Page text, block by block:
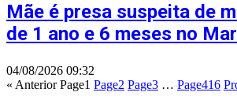
Mãe é presa suspeita de
de 1 ano e 6 meses no
04/08/2026 09:32
« Anterior Page1 Page2 Page3 … Page416